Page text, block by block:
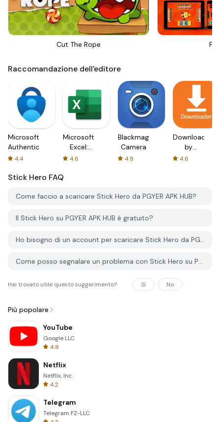
Cut The Rope
Raccomandazione dell'editore
Microsoft
Authenticator
4.4
Microsoft
Excel:
Spreadsheets
4.6
Blackmagic
Camera
4.9
Downloader
by
AFTVnews
4.6
Stick Hero FAQ
Come faccio a scaricare Stick Hero da PGYER APK HUB?
Il Stick Hero su PGYER APK HUB è gratuito?
Ho bisogno di un account per scaricare Stick Hero da PGYER APK HUB?
Come posso segnalare un problema con Stick Hero su PGYER APK HUB?
Hai trovato utile questo suggerimento? Sì No
Più popolare
YouTube
Google LLC
4.8
Netflix
Netflix, Inc.
4.2
Telegram
Telegram FZ-LLC